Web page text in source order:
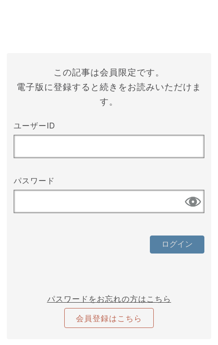
この記事は会員限定です。
電子版に登録すると続きをお読みいただけま
す。
ユーザーID
パスワード
パスワードをお忘れの方はこちら
会員登録はこちら